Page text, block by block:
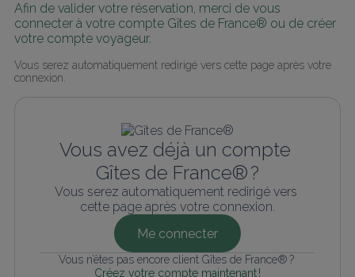
Afin de valider votre réservation, merci de vous
connecter à votre compte Gîtes de France® ou de créer
votre compte voyageur.
Vous serez automatiquement redirigé vers cette page après votre
connexion.
Vous avez déjà un compte
Gîtes de France® ?
Vous serez automatiquement redirigé vers
cette page après votre connexion.
Me connecter
Vous n’êtes pas encore client Gîtes de France® ?
Créez votre compte maintenant !